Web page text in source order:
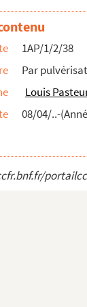
inoculation
actuel de la
visité ce
que vous faites
un cas de rage
ce qui regarde la
clients, Monsieur
votre nouvelle
de mon
des
ainsi que vous
1AP/1/2/38
Par
Louis
08/04/..-